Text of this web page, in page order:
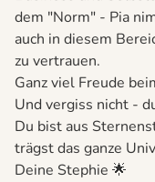
dem "Norm" - Pia
auch in diesem
zu vertrauen.
Ganz viel Freude
Und vergiss nicht -
Du bist aus
trägst das ganze
Deine Stephie 🌟